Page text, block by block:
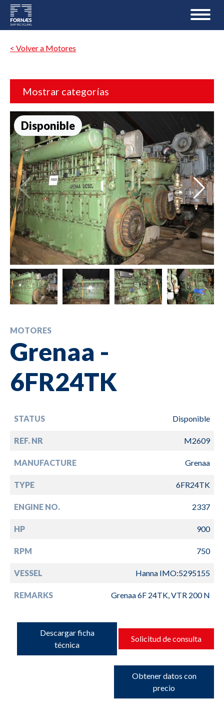
< Volver a Motores
Mostrar categorías
Disponible
MOTORES
Grenaa -
6FR24TK
STATUS Disponible
REF. NR M2609
MANUFACTURE Grenaa
TYPE 6FR24TK
ENGINE NO. 2337
HP 900
RPM 750
VESSEL Hanna IMO:5295155
REMARKS Grenaa 6F 24TK, VTR 200 N
Descargar ficha
técnica
Solicitud de consulta
Obtener datos con
precio